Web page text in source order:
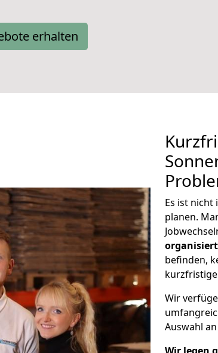
erhalten
Es ist nicht
planen.
befinden,
kurzfristige
Wir
Auswahl